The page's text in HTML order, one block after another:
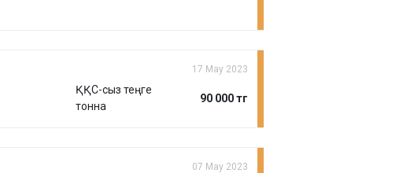
17 Мау 2023
ҚҚС-сыз теңге
тонна
90 000 тг
07 Мау 2023